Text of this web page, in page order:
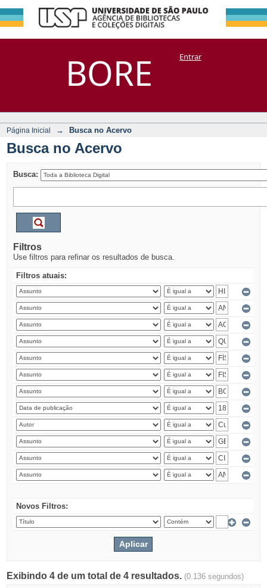
BORE
Busca no Acervo
DSpace/Manakin + CoriscoEntrar
Página Inicial → Busca no Acervo
Busca no Acervo
Busca:
Filtros
Use filtros para refinar os resultados de busca.
Filtros atuais:
Novos Filtros:
Exibindo 4 de um total de 4 resultados. (0.136 segundos)